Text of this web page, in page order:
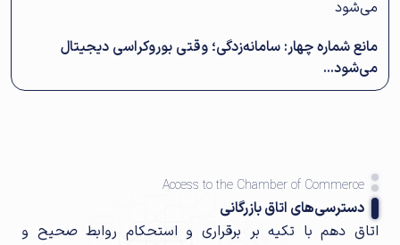
مانع شماره چهار: سامانه‌زدگی؛ وقتی بوروکراسی دیجیتال
می‌شود...
Access to the Chamber of Commerce
دسترسی‌های اتاق بازرگانی
اتاق دهم با تکیه بر برقراری و استحکام روابط صحیح و